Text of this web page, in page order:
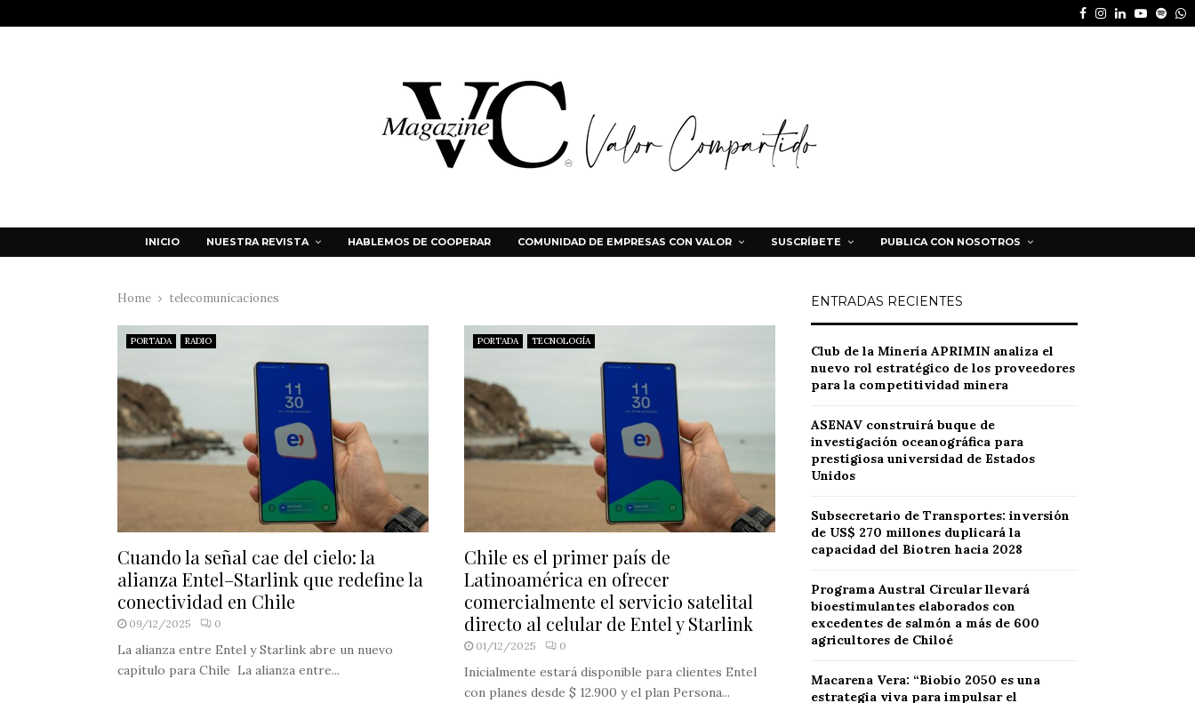
Facebook
Instagram
LinkedinYoutube
INICIO NUESTRA REVISTA HABLEMOS DE COOPERAR COMUNIDAD DE EMPRESAS CON VALOR SUSCRÍBETE PUBLICA CON NOSOTROS
Home telecomunicaciones
PORTADA RADIO
Cuando la señal cae del cielo: la
alianza Entel–Starlink que redefine la
conectividad en Chile
09/12/2025 0
La alianza entre Entel y Starlink abre un nuevo
capítulo para Chile La alianza entre...
PORTADA TECNOLOGÍA
Chile es el primer país de
Latinoamérica en ofrecer
comercialmente el servicio satelital
directo al celular de Entel y Starlink
01/12/2025 0
Inicialmente estará disponible para clientes Entel
con planes desde $ 12.900 y el plan Persona...
ENTRADAS RECIENTES
Club de la Minería APRIMIN analiza el
nuevo rol estratégico de los proveedores
para la competitividad minera
ASENAV construirá buque de
investigación oceanográfica para
prestigiosa universidad de Estados
Unidos
Subsecretario de Transportes: inversión
de US$ 270 millones duplicará la
capacidad del Biotren hacia 2028
Programa Austral Circular llevará
bioestimulantes elaborados con
excedentes de salmón a más de 600
agricultores de Chiloé
Macarena Vera: “Biobío 2050 es una
estrategia viva para impulsar el